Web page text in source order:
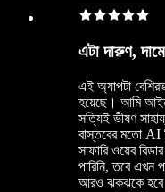
এটা দারুণ,
এই অ্যাপটা
হয়েছে। আমি
সত্যিই ভীষণ
বাস্তবের মতো AI
সাফারি ওয়েব
পারিনি, তবে এখন
আরও ঝকঝকে